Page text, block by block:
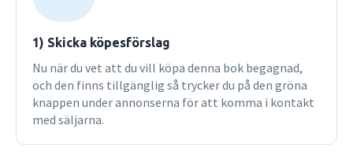
1) Skicka köpesförslag
Nu när du vet att du vill köpa denna bok begagnad,
och den finns tillgänglig så trycker du på den gröna
knappen under annonserna för att komma i kontakt
med säljarna.